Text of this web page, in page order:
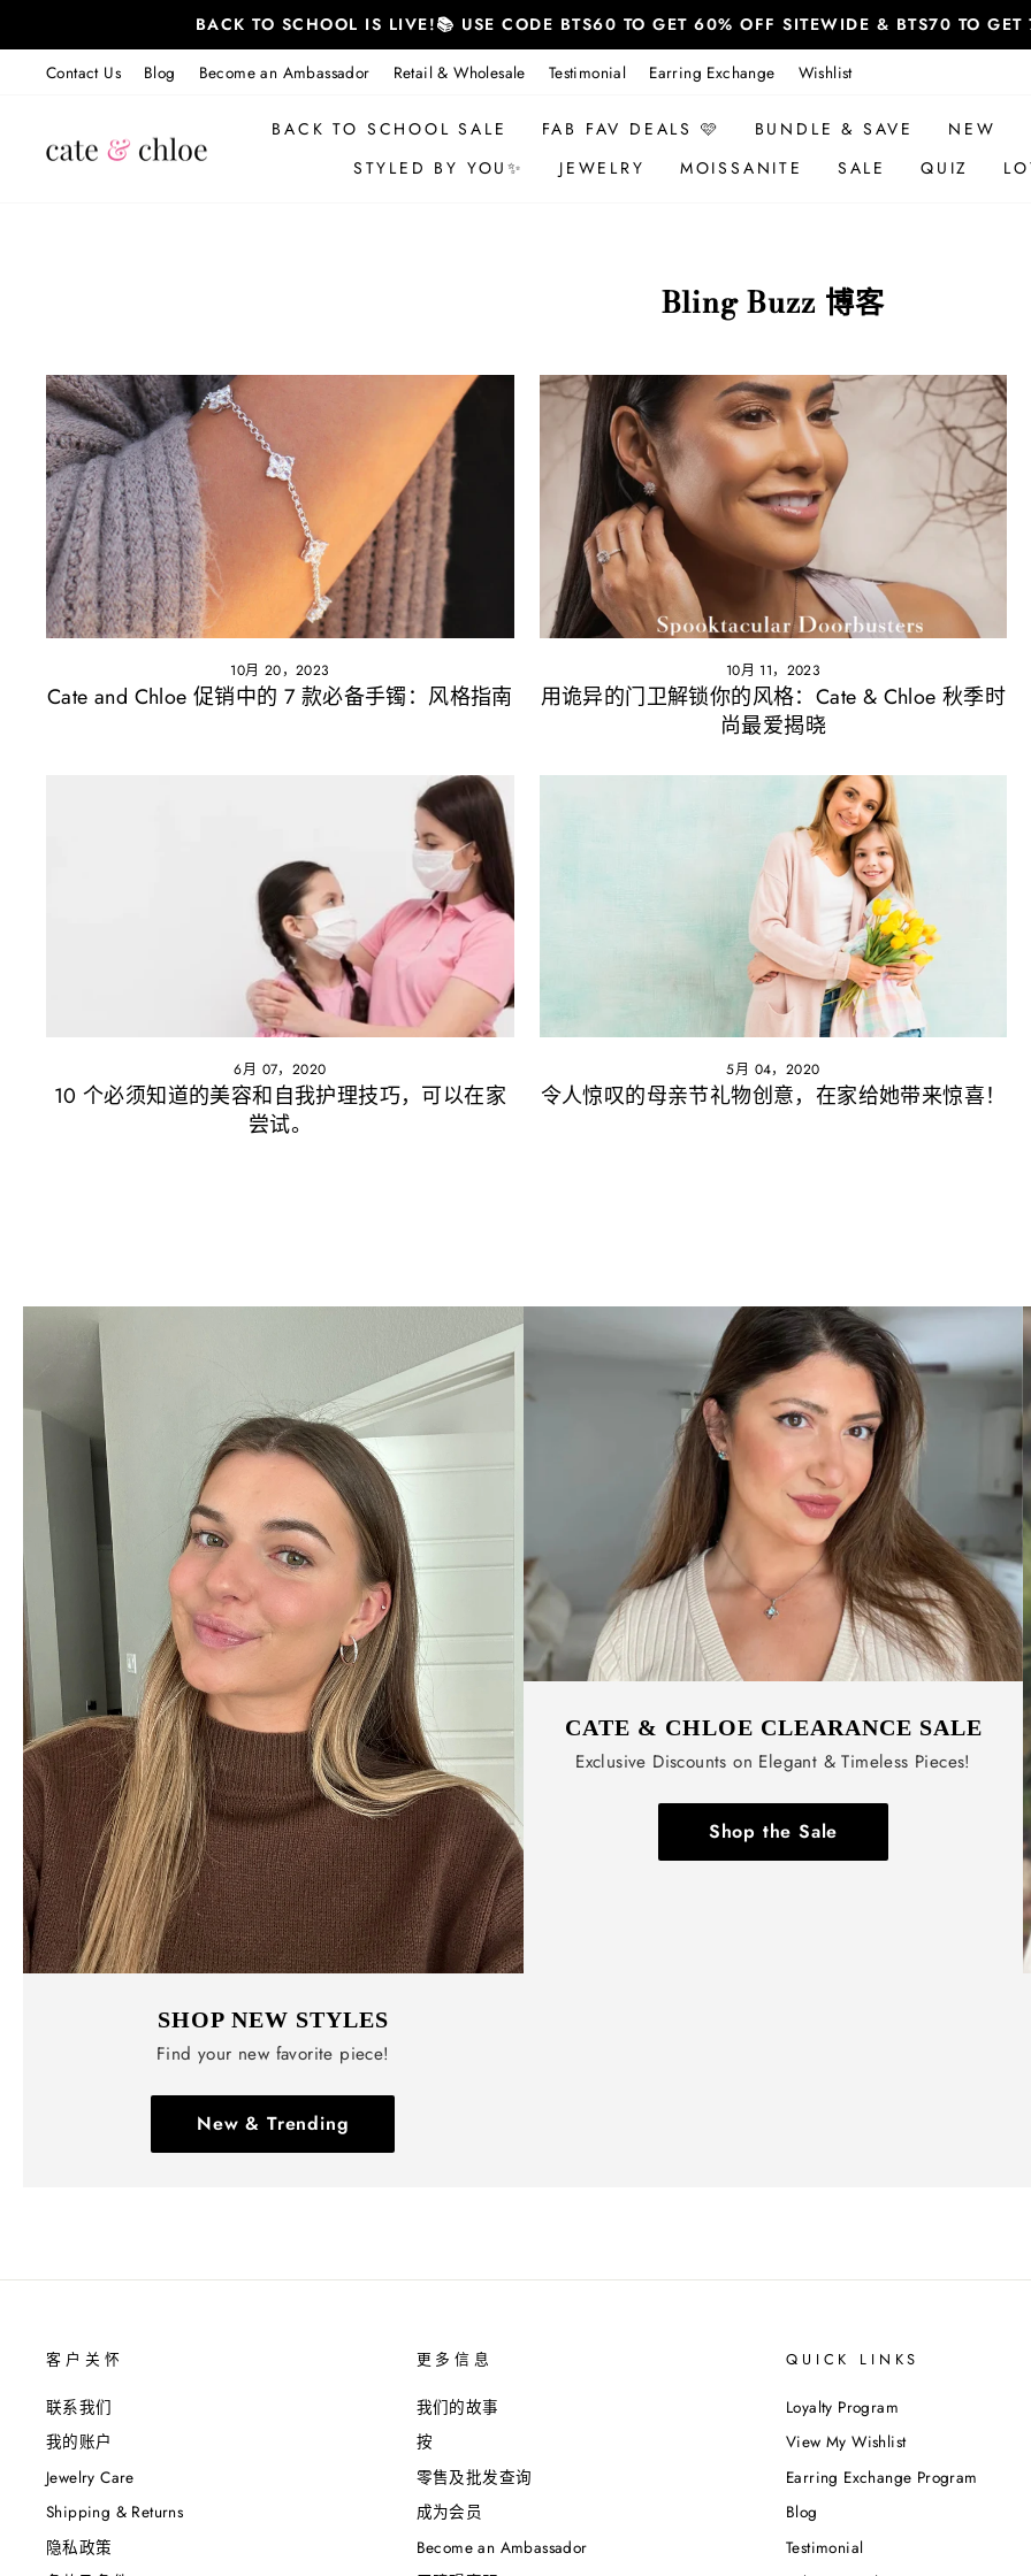
BACK TO SCHOOL IS LIVE!📚 USE CODE BTS60 TO GET 60% OFF SITEWIDE & BTS70 TO
Contact Us Blog Become an Ambassador Retail & Wholesale Testimonial Earring Exchange Wishlist
BACK TO SCHOOL SALE FAB FAV DEALS 🩷 BUNDLE & SAVE NEW
STYLED BY YOU✨
JEWELRY MOISSANITE SALE QUIZ
Bling Buzz 博客
10月 20，2023
Cate and Chloe 促销中的 7 款必备手镯：风格指南
10月 11，2023
用诡异的门卫解锁你的风格：Cate & Chloe 秋季时
尚最爱揭晓
6月 07，2020
10 个必须知道的美容和自我护理技巧，可以在家
尝试。
5月 04，2020
令人惊叹的母亲节礼物创意，在家给她带来惊喜！
SHOP NEW STYLES
Find your new favorite piece!
New & Trending
CATE & CHLOE CLEARANCE SALE
Exclusive Discounts on Elegant & Timeless Pieces!
Shop the Sale
客户关怀
联系我们
我的账户
Jewelry Care
Shipping & Returns
隐私政策
更多信息
我们的故事
按
零售及批发查询
成为会员
Become an Ambassador
QUICK LINKS
Loyalty Program
View My Wishlist
Earring Exchange Program
Blog
Testimonial